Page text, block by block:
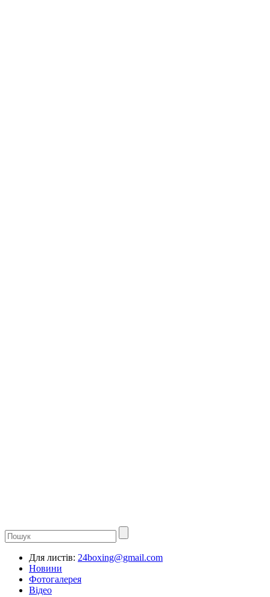
Для листів: 24boxing@gmail.com
Новини
Фотогалерея
Відео